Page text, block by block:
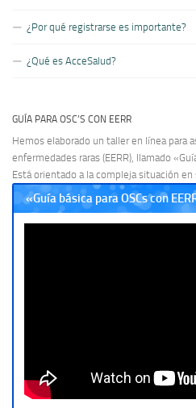
¿Por qué registrarse es importante?
¿Qué es AcceSalud?
GUÍA PARA OSC’S CON EERR
Hemos elaborado un taller en línea para
enfermedades raras (EERR), llamado
Está orientado a la compleja situación
«Guía básica para OSCs con